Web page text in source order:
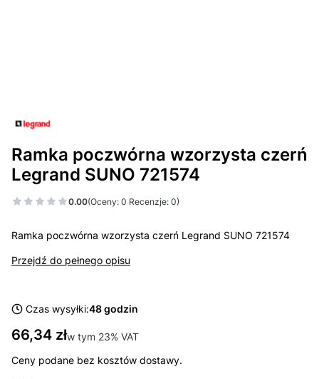
Ramka poczwórna wzorzysta czerń
Legrand SUNO 721574
0.00(Oceny: 0 Recenzje: 0)
Ramka poczwórna wzorzysta czerń Legrand SUNO 721574
Przejdź do pełnego opisu
Czas wysyłki:48 godzin
Cena
66,34 złw tym 23% VAT
w tym 23% VAT
Ceny podane bez kosztów dostawy.